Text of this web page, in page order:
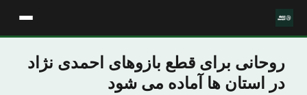
روحانی برای قطع بازوهای احمدی نژاد
در استان ها آماده می شود